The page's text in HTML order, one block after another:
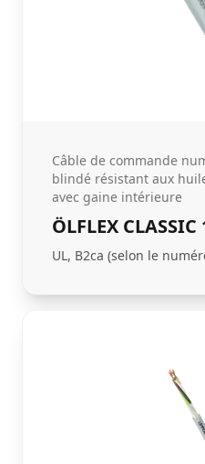
Câble de commande
blindé résistant aux
avec gaine intérieure
ÖLFLEX CLASSIC
UL, B2ca (selon le